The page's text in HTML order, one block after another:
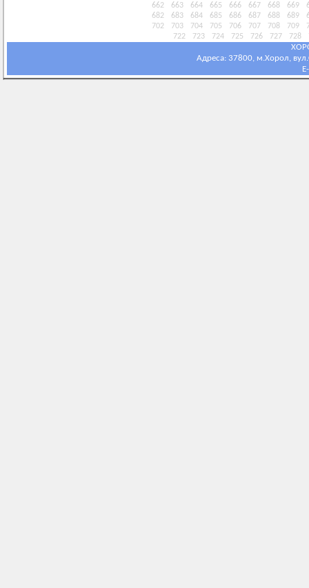
662
663 664 665 666 667 668 669
682
683 684 685 686 687 688 689
702
703 704 705 706 707 708 709
722
723 724 725 726 727 728
Адреса: 37800, м.Хорол,